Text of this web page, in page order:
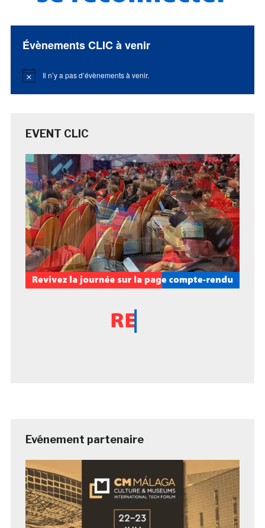
Évènements CLIC à venir
Notice Il n’y a pas d’évènements à venir.
EVENT CLIC
Evénement partenaire